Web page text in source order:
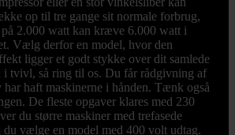
op til tre gange sit normale forbrug,
på 2.000 watt kan kræve 6.000 watt i
Vælg derfor en model, hvor den
ligger et godt stykke over dit samlede
i tvivl, så ring til os. Du får rådgivning af
har haft maskinerne i hånden. Tænk også
De fleste opgaver klares med 230
du større maskiner med trefasede
du vælge en model med 400 volt udtag.